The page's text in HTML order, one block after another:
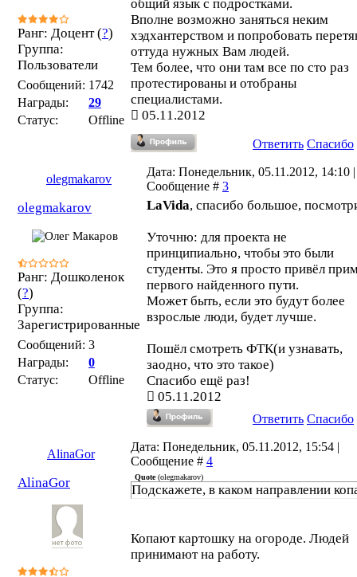
Ранг: Доцент (?)
Группа:
Пользователи
Сообщений: 1742
Награды:
29
Статус:
Offline
общий язык с подростками.
Вполне возможно заняться неким
хэдхантерством и попробовать
оттуда нужных Вам людей.
Тем более, что они там все по сто раз
протестированы и отобраны
специалистами.
05.11.2012
Ответить Спасибо
olegmakarov
Дата: Понедельник, 05.11.2012, 14:10 |
Сообщение # 3
olegmakarov
Ранг: Дошколенок
(?)
Группа:
Зарегистрированные
Сообщений: 3
Награды:
0
Статус:
Offline
LaVida, спасибо большое,
Уточню: для проекта не
принципиально, чтобы это были
студенты. Это я просто привёл
первого найденного пути.
Может быть, если это будут более
взрослые люди, будет лучше.
Пошёл смотреть ФТК(и узнавать,
заодно, что это такое)
Спасибо ещё раз!
05.11.2012
Ответить Спасибо
AlinaGor
Дата: Понедельник, 05.11.2012, 15:54 |
Сообщение # 4
AlinaGor Quote(olegmakarov)
Подскажете, в каком направлении
Копают картошку на огороде. Людей
принимают на работу.